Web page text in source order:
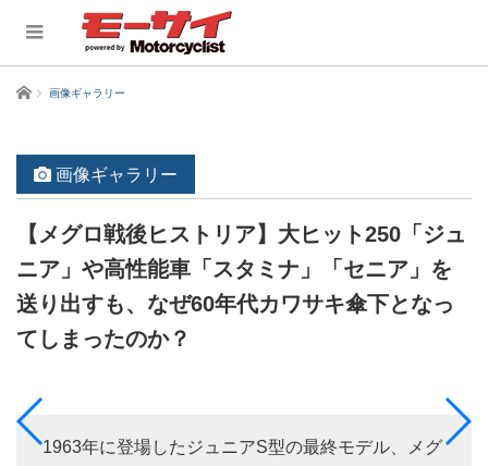
ホーム 画像ギャラリー
画像ギャラリー
【メグロ戦後ヒストリア】大ヒット250「ジュ
ニア」や高性能車「スタミナ」「セニア」を
送り出すも、なぜ60年代カワサキ傘下となっ
てしまったのか？
1963年に登場したジュニアS型の最終モデル、メグ